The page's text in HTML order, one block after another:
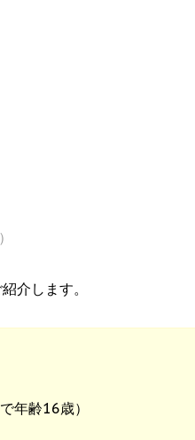
介します。
年齢16歳）